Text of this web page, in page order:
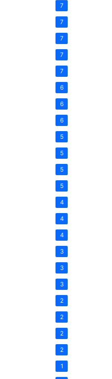
7
7
7
7
7
6
6
6
5
5
5
5
4
4
4
3
3
3
2
2
2
2
1